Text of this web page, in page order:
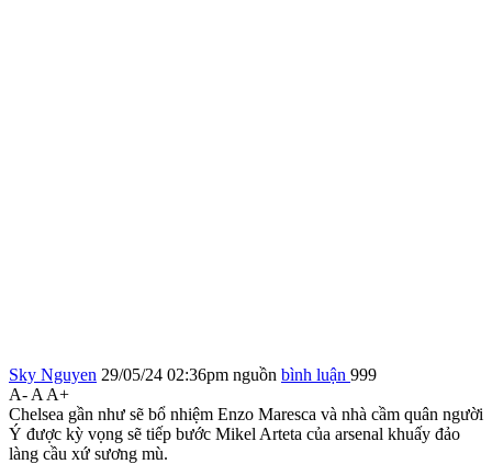
Sky Nguyen 29/05/24 02:36pm nguồn bình luận 999
A- A A+
Chelsea gần như sẽ bổ nhiệm Enzo Maresca và nhà cầm quân người
Ý được kỳ vọng sẽ tiếp bước Mikel Arteta của ars‌enal khuấy đảo
làng cầu xứ sương mù.